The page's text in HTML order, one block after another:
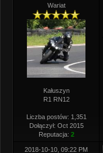
Wariat
Kałuszyn
R1 RN12
Liczba postów: 1,351
Dołączył: Oct 2015
Reputacja: 2
2018-10-10, 09:22 PM